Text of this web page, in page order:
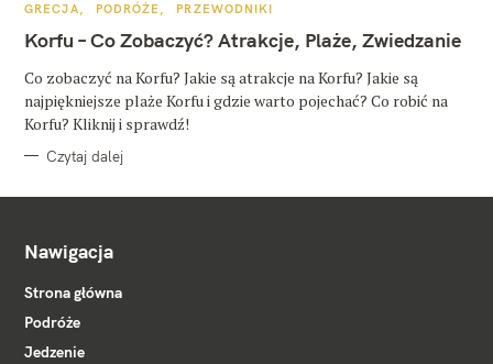
K
T
E
O
R
I
GRECJA PODRÓŻE PRZEWODNIKI
Korfu – Co Zobaczyć? Atrakcje, Plaże, Zwiedzanie
Co zobaczyć na Korfu? Jakie są atrakcje na Korfu? Jakie są
najpiękniejsze plaże Korfu i gdzie warto pojechać? Co robić na
Korfu? Kliknij i sprawdź!
Czytaj dalej
Nawigacja
Strona główna
Podróże
Jedzenie